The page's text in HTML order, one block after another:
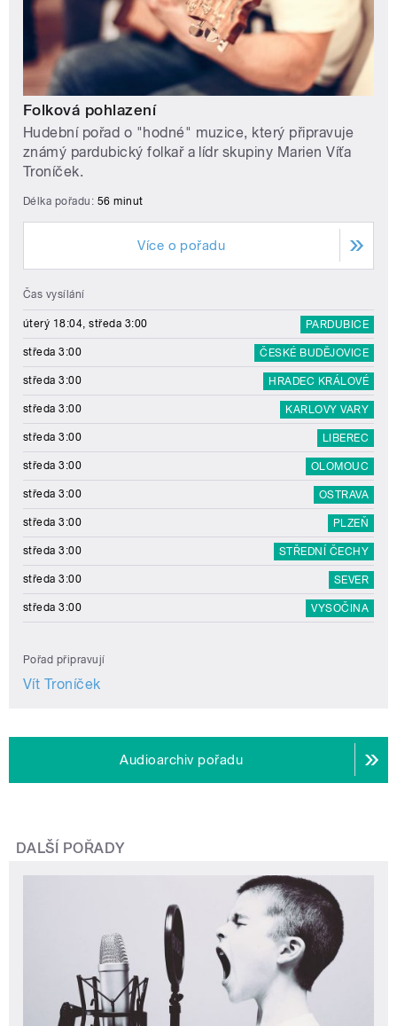
Folková pohlazení
Hudební pořad o "hodné" muzice, který připravuje
známý pardubický folkař a lídr skupiny Marien Víťa
Troníček.
Délka pořadu: 56 minut
Více o pořadu
Čas vysílání
úterý 18:04, středa 3:00 PARDUBICE
středa 3:00 ČESKÉ BUDĚJOVICE
středa 3:00 HRADEC KRÁLOVÉ
středa 3:00 KARLOVY VARY
středa 3:00 LIBEREC
středa 3:00 OLOMOUC
středa 3:00 OSTRAVA
středa 3:00 PLZEŇ
středa 3:00 STŘEDNÍ ČECHY
středa 3:00 SEVER
středa 3:00 VYSOČINA
Pořad připravují
Vít Troníček
Audioarchiv pořadu
DALŠÍ POŘADY